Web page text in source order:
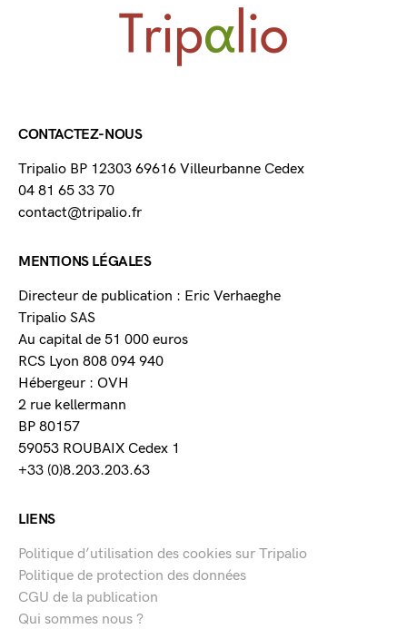
CONTACTEZ-NOUS
Tripalio BP 12303 69616 Villeurbanne Cedex
04 81 65 33 70
contact@tripalio.fr
MENTIONS LÉGALES
Directeur de publication : Eric Verhaeghe
Tripalio SAS
Au capital de 51 000 euros
RCS Lyon 808 094 940
Hébergeur : OVH
2 rue kellermann
BP 80157
59053 ROUBAIX Cedex 1
+33 (0)8.203.203.63
LIENS
Politique d’utilisation des cookies sur Tripalio
Politique de protection des données
CGU de la publication
Qui sommes nous ?